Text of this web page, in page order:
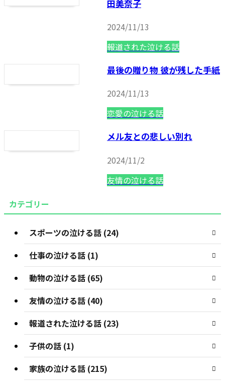
田美奈子
2024/11/13
報道された泣ける話
最後の贈り物 彼が残した手紙
2024/11/13
恋愛の泣ける話
メル友との悲しい別れ
2024/11/2
友情の泣ける話
カテゴリー
スポーツの泣ける話 (24)
仕事の泣ける話 (1)
動物の泣ける話 (65)
友情の泣ける話 (40)
報道された泣ける話 (23)
子供の話 (1)
家族の泣ける話 (215)